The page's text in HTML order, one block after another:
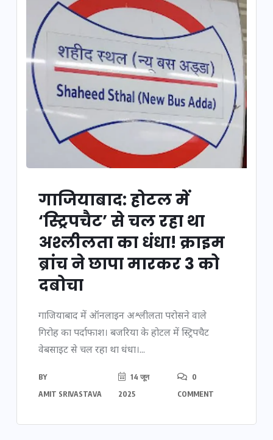
गाजियाबाद: होटल में
‘स्ट्रिपचैट’ से चल रहा था
अश्लीलता का धंधा! क्राइम
ब्रांच ने छापा मारकर 3 को
दबोचा
गाजियाबाद में ऑनलाइन अश्लीलता परोसने वाले
गिरोह का पर्दाफाश। बजरिया के होटल में स्ट्रिपचैट
वेबसाइट से चल रहा था धंधा।...
BY
AMIT SRIVASTAVA
14 जून
2025
0
COMMENT